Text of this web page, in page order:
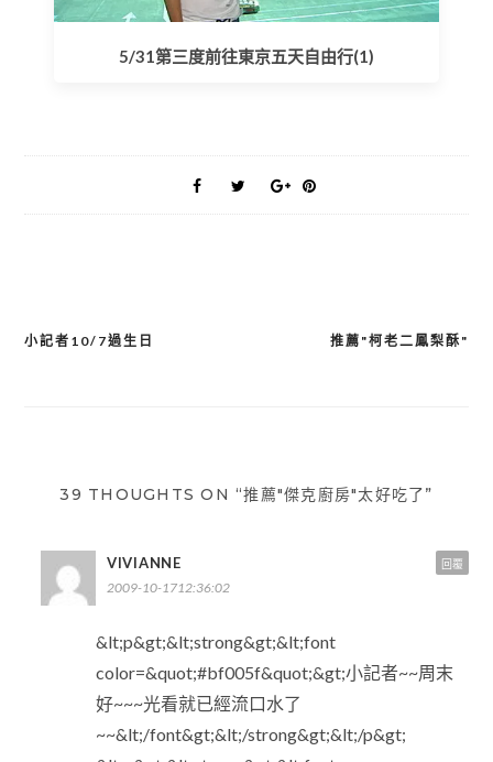
5/31第三度前往東京五天自由行(1)
文
小記者10/7過生日 推薦"柯老二鳳梨酥"
39 THOUGHTS ON “推薦"傑克廚房"太好吃了”
VIVIANNE
2009-10-1712:36:02
&lt;p&gt;&lt;strong&gt;&lt;font
color=&quot;#bf005f&quot;&gt;小記者~~周末
好~~~光看就已經流口水了
~~&lt;/font&gt;&lt;/strong&gt;&lt;/p&gt;
回覆